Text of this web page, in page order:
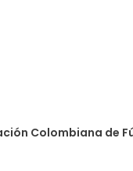
Colombiana de